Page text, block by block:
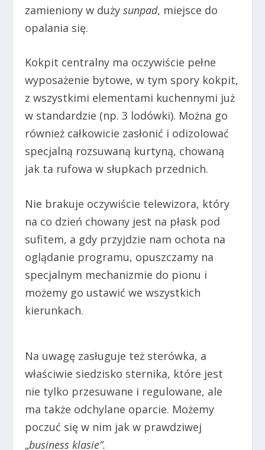
zamieniony w dużysunpad, miejsce do
opalania się.
Kokpit centralny ma oczywiście pełne
wyposażenie bytowe, w tym spory kokpit,
z wszystkimi elementami kuchennymi już
w standardzie (np. 3 lodówki). Można go
również całkowicie zasłonić i odizolować
specjalną rozsuwaną kurtyną, chowaną
jak ta rufowa w słupkach przednich.
Nie brakuje oczywiście telewizora, który
na co dzień chowany jest na płask pod
sufitem, a gdy przyjdzie nam ochota na
oglądanie programu, opuszczamy na
specjalnym mechanizmie do pionu i
możemy go ustawić we wszystkich
kierunkach.
Na uwagę zasługuje też sterówka, a
właściwie siedzisko sternika, które jest
nie tylko przesuwane i regulowane, ale
ma także odchylane oparcie. Możemy
poczuć się w nim jak w prawdziwej
„business klasie”.